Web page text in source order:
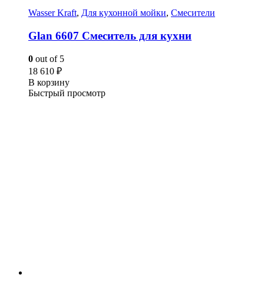
Wasser Kraft, Для кухонной мойки, Смесители
Glan 6607 Смеситель для кухни
0 out of 5
18 610 ₽
В корзину
Быстрый просмотр